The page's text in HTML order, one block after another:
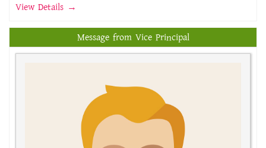
View Details →
Message from Vice Principal